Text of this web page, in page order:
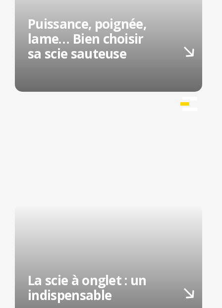
Puissance, poignée,
lame… Bien choisir
sa scie sauteuse
La scie à onglet : un
indispensable